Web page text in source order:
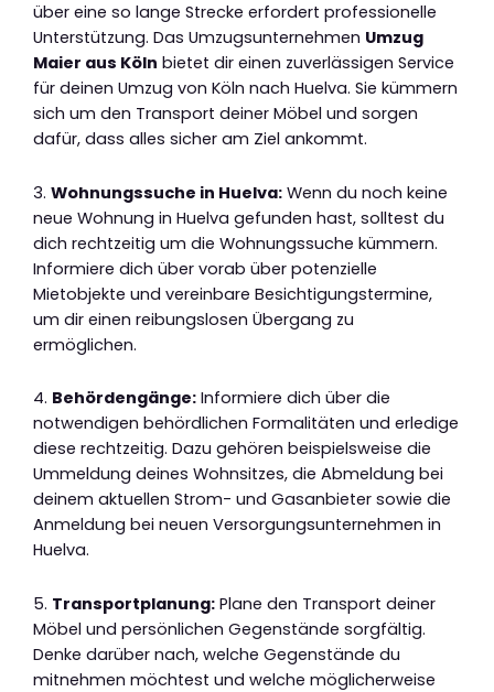
über eine so lange Strecke erfordert professionelle
Unterstützung. Das Umzugsunternehmen Umzug
Maier aus Köln bietet dir einen zuverlässigen Service
für deinen Umzug von Köln nach Huelva. Sie kümmern
sich um den Transport deiner Möbel und sorgen
dafür, dass alles sicher am Ziel ankommt.
3. Wohnungssuche in Huelva: Wenn du noch keine
neue Wohnung in Huelva gefunden hast, solltest du
dich rechtzeitig um die Wohnungssuche kümmern.
Informiere dich über vorab über potenzielle
Mietobjekte und vereinbare Besichtigungstermine,
um dir einen reibungslosen Übergang zu
ermöglichen.
4. Behördengänge: Informiere dich über die
notwendigen behördlichen Formalitäten und erledige
diese rechtzeitig. Dazu gehören beispielsweise die
Ummeldung deines Wohnsitzes, die Abmeldung bei
deinem aktuellen Strom- und Gasanbieter sowie die
Anmeldung bei neuen Versorgungsunternehmen in
Huelva.
5. Transportplanung: Plane den Transport deiner
Möbel und persönlichen Gegenstände sorgfältig.
Denke darüber nach, welche Gegenstände du
mitnehmen möchtest und welche möglicherweise